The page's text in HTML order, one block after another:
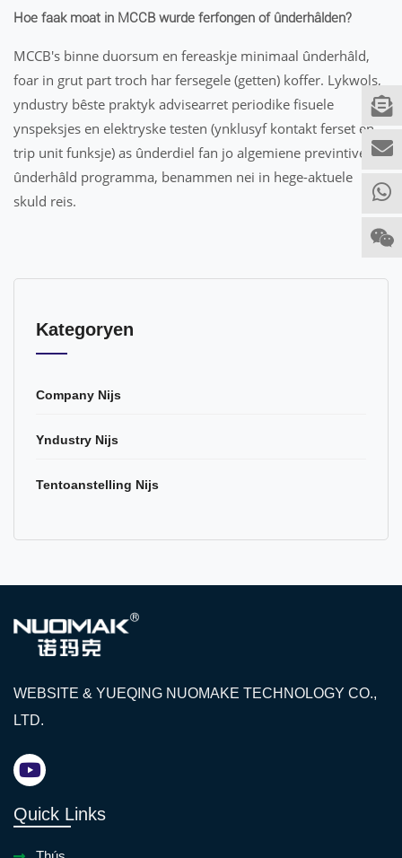
Hoe faak moat in MCCB wurde ferfongen of ûnderhâlden?
MCCB's binne duorsum en fereaskje minimaal ûnderhâld,
foar in grut part troch har fersegele (getten) koffer. Lykwols,
yndustry bêste praktyk advisearret periodike fisuele
ynspeksjes en elektryske testen (ynklusyf kontakt ferset en
trip unit funksje) as ûnderdiel fan jo algemiene previntive
ûnderhâld programma, benammen nei in hege-aktuele
skuld reis.
Kategoryen
Company Nijs
Yndustry Nijs
Tentoanstelling Nijs
WEBSITE & YUEQING NUOMAKE TECHNOLOGY CO.,
LTD.
Quick Links